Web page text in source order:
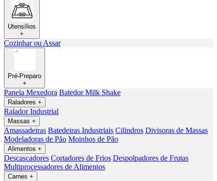
Utensílios
+
Cozinhar ou Assar
Pré-Preparo
+
Panela Mexedora Batedor Milk Shake
Raladores +
Ralador Industrial
Massas +
Amassadeiras Batedeiras Industriais Cilindros Divisoras de Massas
Modeladoras de Pão Moinhos de Pão
Alimentos +
Descascadores Cortadores de Frios Despolpadores de Frutas
Multiprocessadores de Alimentos
Carnes +